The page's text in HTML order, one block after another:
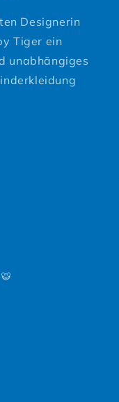
Designerin
Tiger ein
unabhängiges